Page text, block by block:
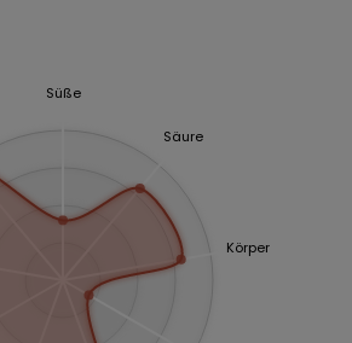
Süße
Säure
Körper